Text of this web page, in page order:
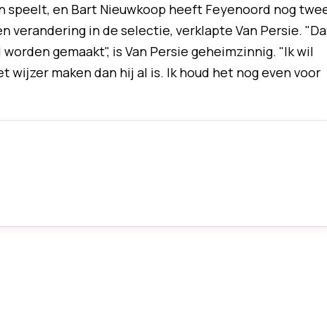
speelt, en Bart Nieuwkoop heeft Feyenoord nog
verandering in de selectie, verklapte Van Persie.
gemaakt", is Van Persie geheimzinnig. "Ik wil
wijzer maken dan hij al is. Ik houd het nog even voor